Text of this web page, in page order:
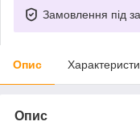
Замовлення під
Опис
Опис